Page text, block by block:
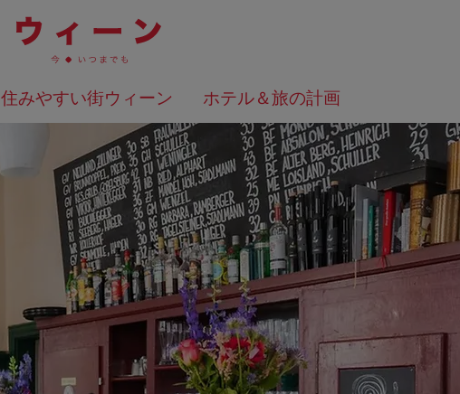
住みやすい街ウィーン ホテル＆旅の計画
検索結果を地図上に表示します 検索する